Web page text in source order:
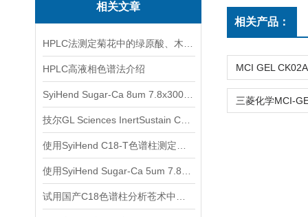
相关文章
HPLC高液相色谱法介绍
相关产品：